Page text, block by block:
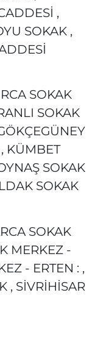
,
SOKAK ,
SOKAK
SOKAK
KÜMBET
SOKAK
SOKAK
SOKAK
MERKEZ -
- ERTEN : ,
, SİVRİHİSAR